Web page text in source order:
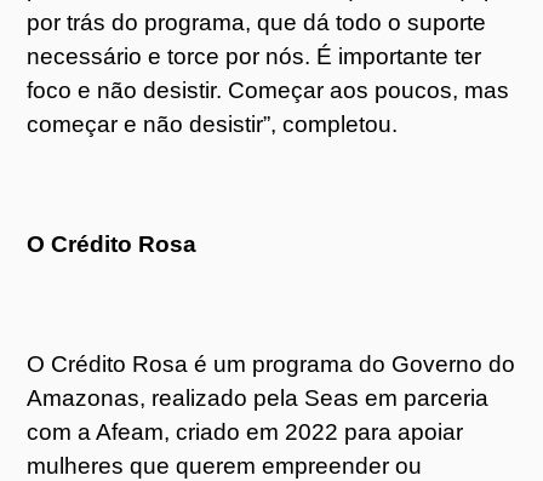
por trás do programa, que dá todo o suporte
necessário e torce por nós. É importante ter
foco e não desistir. Começar aos poucos, mas
começar e não desistir”, completou.
O Crédito Rosa
O Crédito Rosa é um programa do Governo do
Amazonas, realizado pela Seas em parceria
com a Afeam, criado em 2022 para apoiar
mulheres que querem empreender ou